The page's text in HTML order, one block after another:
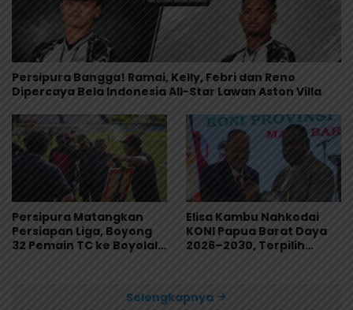
Persipura Bangga! Ramai, Kelly, Febri dan Reno
Dipercaya Bela Indonesia All-Star Lawan Aston Villa
Persipura Matangkan
Persiapan Liga, Boyong
32 Pemain TC ke Boyolali
Elisa Kambu Nahkodai
KONI Papua Barat Daya
2026–2030, Terpilih
Selengkapnya